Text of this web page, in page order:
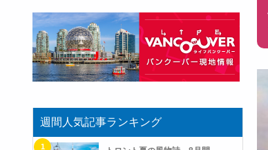
週間人気記事ランキング